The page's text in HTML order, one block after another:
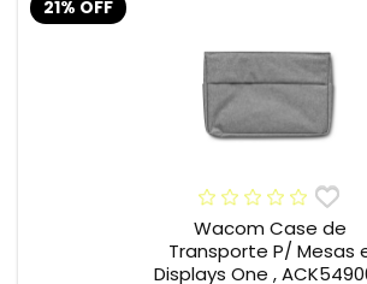
21% OFF
Wacom Case de
Transporte P/ Mesas
Displays One ,